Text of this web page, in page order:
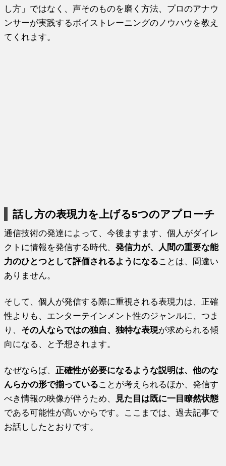
し方」ではなく、声そのものを磨く方法、プロのアナウ
ンサーが実践するボイストレーニングのノウハウを教え
てくれます。
話し方の表現力を上げる5つのアプローチ
通信技術の発達によって、今後ますます、個人がダイレ
クトに情報を発信する時代、発信力が、人間の重要な能
力のひとつとして評価されるようになることは、間違い
ありません。
そして、個人が発信する際に重視される表現力は、正確
性よりも、エンターテインメント性のジャンルに、つま
り、 その人ならではの独自、独特な表現が求められる傾
向になる、と予想されます。
なぜならば、 正確性が必要になるような説明は、他のな
んらかの形で揃っていることが考えられるほか、発信す
べき情報の映像が伴うため、
見た目は既に一目瞭然状態
である可能性が高いからです。ここまでは、過去記事で
お話ししたとおりです。